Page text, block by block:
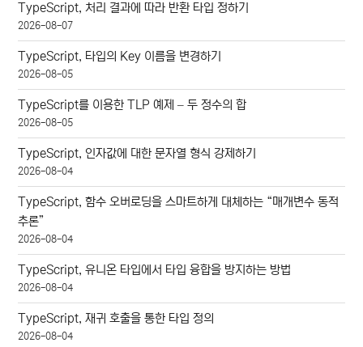
TypeScript, 처리 결과에 따라 반환 타입 정하기
2026-08-07
TypeScript, 타입의 Key 이름을 변경하기
2026-08-05
TypeScript를 이용한 TLP 예제 – 두 정수의 합
2026-08-05
TypeScript, 인자값에 대한 문자열 형식 강제하기
2026-08-04
TypeScript, 함수 오버로딩을 스마트하게 대체하는 “매개변수 동적
추론”
2026-08-04
TypeScript, 유니온 타입에서 타입 융합을 방지하는 방법
2026-08-04
TypeScript, 재귀 호출을 통한 타입 정의
2026-08-04